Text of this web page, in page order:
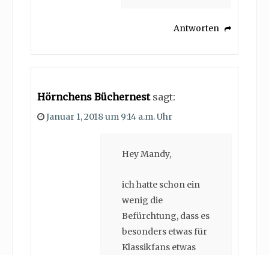
Antworten
Hörnchens Büchernest sagt:
Januar 1, 2018 um 9:14 a.m. Uhr
Hey Mandy,
ich hatte schon ein
wenig die
Befürchtung, dass es
besonders etwas für
Klassikfans etwas